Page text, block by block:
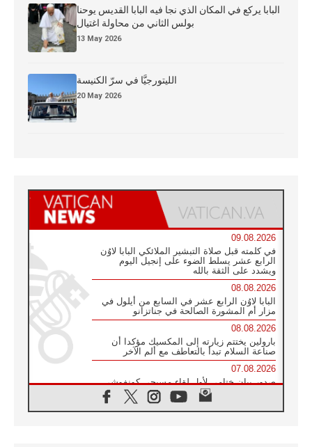
البابا يركع في المكان الذي نجا فيه البابا القديس يوحنا
بولس الثاني من محاولة اغتيال
13 May 2026
الليتورجيَّا في سرّ الكنيسة
20 May 2026
09.08.2026
في كلمته قبل صلاة التبشير الملائكي البابا لاوُن
الرابع عشر يسلط الضوء على إنجيل اليوم
ويشدد على الثقة بالله
08.08.2026
البابا لاوُن الرابع عشر في السابع من أيلول في
مزار أم المشورة الصالحة في جناتزانو
08.08.2026
بارولين يختتم زيارته إلى المكسيك مؤكدا أن
صناعة السلام تبدأ بالتعاطف مع ألم الآخر
07.08.2026
صدور بيان ختامي لأول لقاء مسيحي كونفوشي
بمشاركة الدائرة الفاتيكانية للحوار بين الأديان
07.08.2026